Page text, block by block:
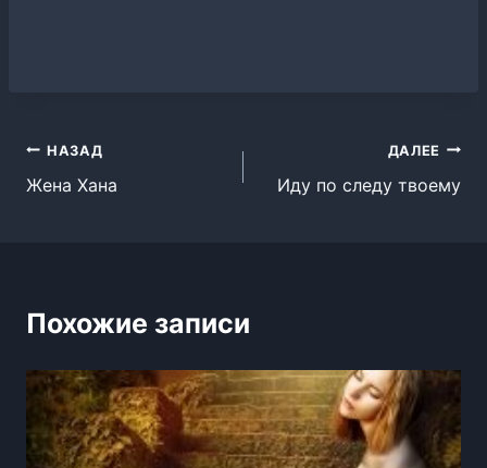
Навигация
по
НАЗАД
Жена Хана
ДАЛЕЕ
Иду по следу твоему
Похожие записи